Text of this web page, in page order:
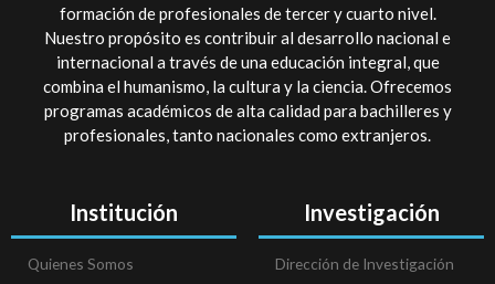
formación de profesionales de tercer y cuarto nivel.
Nuestro propósito es contribuir al desarrollo nacional e
internacional a través de una educación integral, que
combina el humanismo, la cultura y la ciencia. Ofrecemos
programas académicos de alta calidad para bachilleres y
profesionales, tanto nacionales como extranjeros.
Institución
Quienes Somos
Investigación
Dirección de Investigación